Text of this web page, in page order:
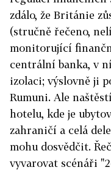
zdálo, že Británie
(stručně řečeno,
monitorující
centrální banka, v
izolaci; výslovně ji
Rumuni. Ale
hotelu, kde je
zahraničí a celá
mohu dosvědčit.
vyvarovat scénáři